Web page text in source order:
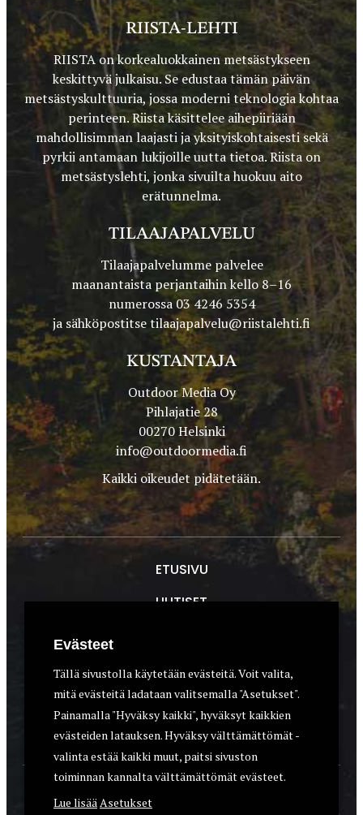
RIISTA-LEHTI
RIISTA on korkealuokkainen metsästykseen
keskittyvä julkaisu. Se edustaa tämän päivän
metsästyskulttuuria, jossa moderni teknologia kohtaa
perinteen. Riista käsittelee aihepiiriään
mahdollisimman laajasti ja yksityiskohtaisesti sekä
pyrkii antamaan lukijoille uutta tietoa. Riista on
metsästyslehti, jonka sivuilta huokuu aito
erätunnelma.
TILAAJAPALVELU
Tilaajapalvelumme palvelee
maanantaista perjantaihin kello 8–16
numerossa 03 4246 5354
ja sähköpostitsetilaajapalvelu@riistalehti.fi
KUSTANTAJA
Outdoor Media Oy
Pihlajatie 28
00270 Helsinki
info@outdoormedia.fi
Kaikki oikeudet pidätetään.
ETUSIVU
UUTISET
ASEET & OPTIIKKA
VARUSTEET
KOIRAT
YHTEYSTIEDOT
Evästeet
Tällä sivustolla käytetään evästeitä. Voit valita,
mitä evästeitä ladataan valitsemalla "Asetukset".
Painamalla "Hyväksy kaikki", hyväksyt kaikkien
evästeiden latauksen. Hyväksy välttämättömät -
valinta estää kaikki muut, paitsi sivuston
toiminnan kannalta välttämättömät evästeet.
Lue lisääAsetukset